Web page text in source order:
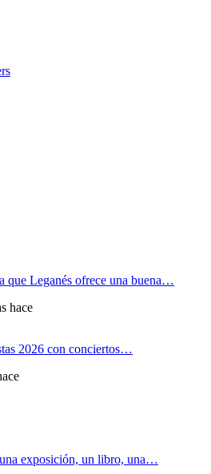
que Leganés ofrece una buena…
hace
2026 con conciertos…
exposición, un libro, una…